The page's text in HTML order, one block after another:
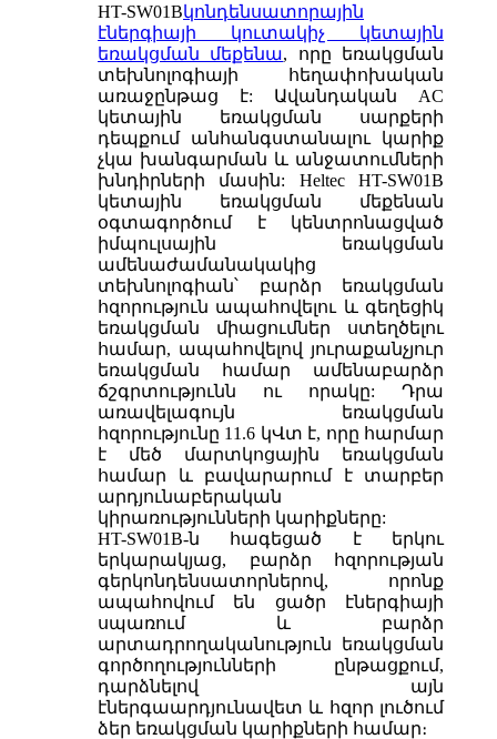
HT-SW01Bկոնդենսատորային
էներգիայի կուտակիչ կետային
եռակցման մեքենա, որը եռակցման
տեխնոլոգիայի հեղափոխական
առաջընթաց է: Ավանդական AC
կետային եռակցման սարքերի
դեպքում անհանգստանալու կարիք
չկա խանգարման և անջատումների
խնդիրների մասին: Heltec HT-SW01B
կետային եռակցման մեքենան
օգտագործում է կենտրոնացված
իմպուլսային եռակցման
ամենաժամանակակից
տեխնոլոգիան՝ բարձր եռակցման
հզորություն ապահովելու և գեղեցիկ
եռակցման միացումներ ստեղծելու
համար, ապահովելով յուրաքանչյուր
եռակցման համար ամենաբարձր
ճշգրտությունն ու որակը: Դրա
առավելագույն եռակցման
հզորությունը 11.6 կՎտ է, որը հարմար
է մեծ մարտկոցային եռակցման
համար և բավարարում է տարբեր
արդյունաբերական
կիրառությունների կարիքները:
HT-SW01B-ն հագեցած է երկու
երկարակյաց, բարձր հզորության
գերկոնդենսատորներով, որոնք
ապահովում են ցածր էներգիայի
սպառում և բարձր
արտադրողականություն եռակցման
գործողությունների ընթացքում,
դարձնելով այն
էներգաարդյունավետ և հզոր լուծում
ձեր եռակցման կարիքների համար։